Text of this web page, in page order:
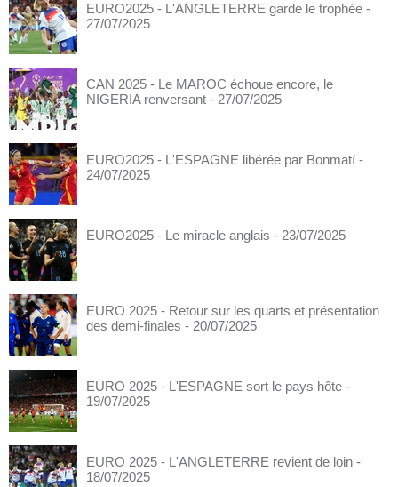
EURO2025 - L'ANGLETERRE garde le trophée -
27/07/2025
CAN 2025 - Le MAROC échoue encore, le
NIGERIA renversant - 27/07/2025
EURO2025 - L'ESPAGNE libérée par Bonmatí -
24/07/2025
EURO2025 - Le miracle anglais - 23/07/2025
EURO 2025 - Retour sur les quarts et présentation
des demi-finales - 20/07/2025
EURO 2025 - L'ESPAGNE sort le pays hôte -
19/07/2025
EURO 2025 - L'ANGLETERRE revient de loin -
18/07/2025